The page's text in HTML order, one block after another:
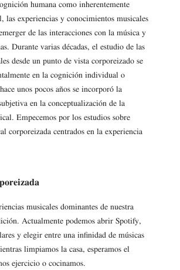
humana como inherentemente
las experiencias y conocimientos musicales
de las interacciones con la música y
Durante varias décadas, el estudio de las
desde un punto de vista corporeizado se
en la cognición individual o
unos pocos años se incorporó la
en la conceptualización de la
Empecemos por los estudios sobre
corporeizada centrados en la experiencia
musicales dominantes de nuestra
Actualmente podemos abrir Spotify,
y elegir entre una infinidad de músicas
limpiamos la casa, esperamos el
ejercicio o cocinamos.